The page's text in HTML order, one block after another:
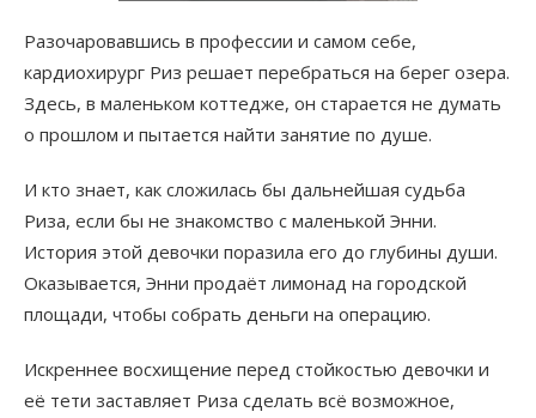
Разочаровавшись в профессии и самом себе,
кардиохирург Риз решает перебраться на берег озера.
Здесь, в маленьком коттедже, он старается не думать
о прошлом и пытается найти занятие по душе.
И кто знает, как сложилась бы дальнейшая судьба
Риза, если бы не знакомство с маленькой Энни.
История этой девочки поразила его до глубины души.
Оказывается, Энни продаёт лимонад на городской
площади, чтобы собрать деньги на операцию.
Искреннее восхищение перед стойкостью девочки и
её тети заставляет Риза сделать всё возможное,